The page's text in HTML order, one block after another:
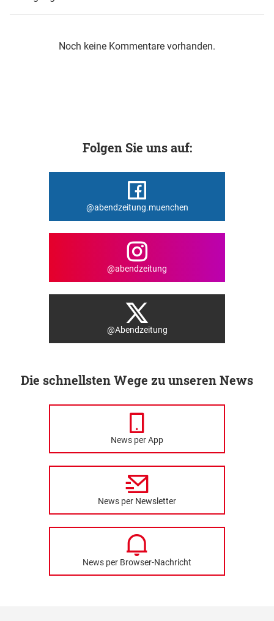
Noch keine Kommentare vorhanden.
Folgen Sie uns auf:
@abendzeitung.muenchen
@abendzeitung
@Abendzeitung
Die schnellsten Wege zu unseren News
News per App
News per Newsletter
News per Browser-Nachricht